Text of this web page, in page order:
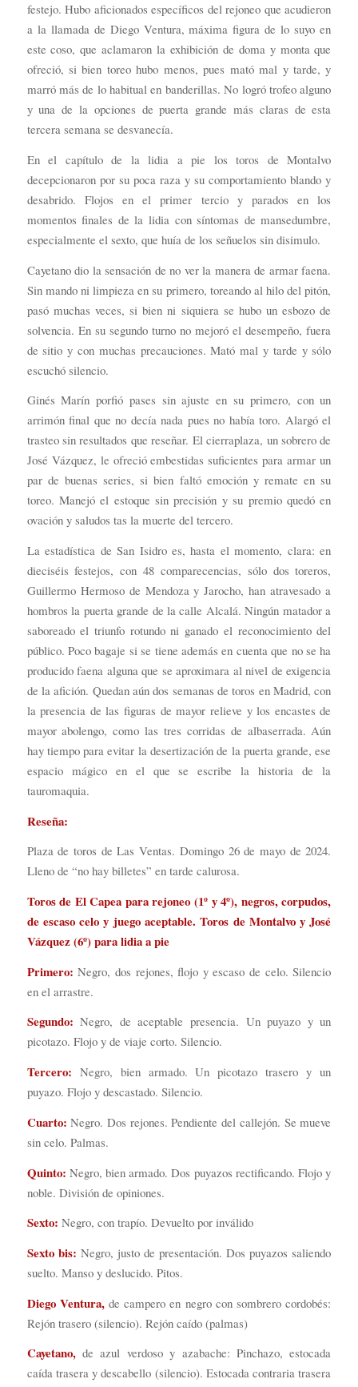
festejo. Hubo aficionados específicos del rejoneo que acudieron
a la llamada de Diego Ventura, máxima figura de lo suyo en
este coso, que aclamaron la exhibición de doma y monta que
ofreció, si bien toreo hubo menos, pues mató mal y tarde, y
marró más de lo habitual en banderillas. No logró trofeo alguno
y una de la opciones de puerta grande más claras de esta
tercera semana se desvanecía.
En el capítulo de la lidia a pie los toros de Montalvo
decepcionaron por su poca raza y su comportamiento blando y
desabrido. Flojos en el primer tercio y parados en los
momentos finales de la lidia con síntomas de mansedumbre,
especialmente el sexto, que huía de los señuelos sin disimulo.
Cayetano dio la sensación de no ver la manera de armar faena.
Sin mando ni limpieza en su primero, toreando al hilo del pitón,
pasó muchas veces, si bien ni siquiera se hubo un esbozo de
solvencia. En su segundo turno no mejoró el desempeño, fuera
de sitio y con muchas precauciones. Mató mal y tarde y sólo
escuchó silencio.
Ginés Marín porfió pases sin ajuste en su primero, con un
arrimón final que no decía nada pues no había toro. Alargó el
trasteo sin resultados que reseñar. El cierraplaza, un sobrero de
José Vázquez, le ofreció embestidas suficientes para armar un
par de buenas series, si bien faltó emoción y remate en su
toreo. Manejó el estoque sin precisión y su premio quedó en
ovación y saludos tas la muerte del tercero.
La estadística de San Isidro es, hasta el momento, clara: en
dieciséis festejos, con 48 comparecencias, sólo dos toreros,
Guillermo Hermoso de Mendoza y Jarocho, han atravesado a
hombros la puerta grande de la calle Alcalá. Ningún matador a
saboreado el triunfo rotundo ni ganado el reconocimiento del
público. Poco bagaje si se tiene además en cuenta que no se ha
producido faena alguna que se aproximara al nivel de exigencia
de la afición. Quedan aún dos semanas de toros en Madrid, con
la presencia de las figuras de mayor relieve y los encastes de
mayor abolengo, como las tres corridas de albaserrada. Aún
hay tiempo para evitar la desertización de la puerta grande, ese
espacio mágico en el que se escribe la historia de la
tauromaquia.
Reseña:
Plaza de toros de Las Ventas. Domingo 26 de mayo de 2024.
Lleno de “no hay billetes” en tarde calurosa.
Toros de El Capea para rejoneo (1º y 4º), negros, corpudos,
de escaso celo y juego aceptable. Toros de Montalvo y José
Vázquez (6º) para lidia a pie
Primero: Negro, dos rejones, flojo y escaso de celo. Silencio
en el arrastre.
Segundo: Negro, de aceptable presencia. Un puyazo y un
picotazo. Flojo y de viaje corto. Silencio.
Tercero: Negro, bien armado. Un picotazo trasero y un
puyazo. Flojo y descastado. Silencio.
Cuarto: Negro. Dos rejones. Pendiente del callejón. Se mueve
sin celo. Palmas.
Quinto: Negro, bien armado. Dos puyazos rectificando. Flojo y
noble. División de opiniones.
Sexto: Negro, con trapío. Devuelto por inválido
Sexto bis: Negro, justo de presentación. Dos puyazos saliendo
suelto. Manso y deslucido. Pitos.
Diego Ventura,de campero en negro con sombrero cordobés:
Rejón trasero (silencio). Rejón caído (palmas)
Cayetano,de azul verdoso y azabache: Pinchazo, estocada
caída trasera y descabello (silencio). Estocada contraria trasera